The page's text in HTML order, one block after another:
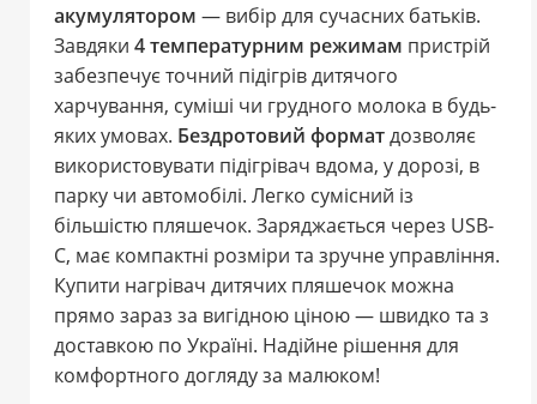
акумулятором — вибір для сучасних батьків.
Завдяки 4 температурним режимам пристрій
забезпечує точний підігрів дитячого
харчування, суміші чи грудного молока в будь-
яких умовах. Бездротовий форматдозволяє
використовувати підігрівач вдома, у дорозі, в
парку чи автомобілі. Легко сумісний із
більшістю пляшечок. Заряджається через USB-
C, має компактні розміри та зручне управління.
Купити нагрівач дитячих пляшечок можна
прямо зараз за вигідною ціною — швидко та з
доставкою по Україні. Надійне рішення для
комфортного догляду за малюком!